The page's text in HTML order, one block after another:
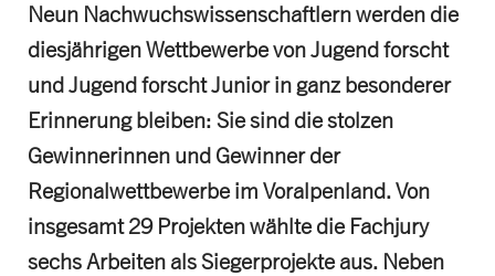
Neun Nachwuchswissenschaftlern werden die
diesjährigen Wettbewerbe von Jugend forscht
und Jugend forscht Junior in ganz besonderer
Erinnerung bleiben: Sie sind die stolzen
Gewinnerinnen und Gewinner der
Regionalwettbewerbe im Voralpenland. Von
insgesamt 29 Projekten wählte die Fachjury
sechs Arbeiten als Siegerprojekte aus. Neben